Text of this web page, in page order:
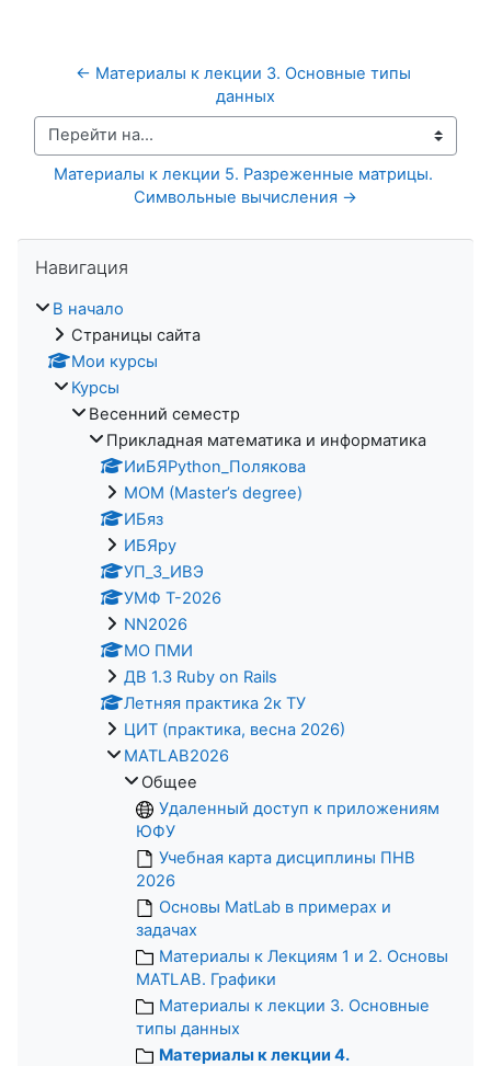
← Материалы к лекции 3. Основные типы
данных
Перейти на...
Материалы к лекции 5. Разреженные матрицы.
Символьные вычисления →
Навигация
В начало
Страницы сайта
Мои курсы
Курсы
Весенний семестр
Прикладная математика и информатика
ИиБЯPython_Полякова
MOM (Master’s degree)
ИБяз
ИБЯpy
УП_3_ИВЭ
УМФ Т-2026
NN2026
МО ПМИ
ДВ 1.3 Ruby on Rails
Летняя практика 2к ТУ
ЦИТ (практика, весна 2026)
MATLAB2026
Общее
Удаленный доступ к приложениям
ЮФУ
Учебная карта дисциплины ПНВ
2026
Основы MatLab в примерах и
задачах
Материалы к Лекциям 1 и 2. Основы
MATLAB. Графики
Материалы к лекции 3. Основные
типы данных
Материалы к лекции 4.